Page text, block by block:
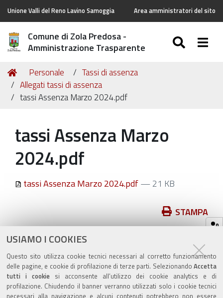
USIAMO I COOKIES
Questo sito utilizza cookie tecnici necessari al corretto funzionamento
delle pagine, e cookie di profilazione di terze parti. Selezionando Accetta
tutti i cookiesi acconsente all’utilizzo dei cookie analytics e di
profilazione. Chiudendo il banner verranno utilizzati solo i cookie tecnici
necessari alla navigazione e alcuni contenuti potrebbero non essere
Unione Valli del Reno Lavino Samoggia Area amministratori del sito
Comune di Zola Predosa -
Amministrazione Trasparente
Tu
sei
qui:
Home
Personale
Tassi di assenza
Allegati tassi di assenza
tassi Assenza Marzo 2024.pdf
tassi Assenza Marzo
2024.pdf
tassi Assenza Marzo 2024.pdf— 21 KB
sul
documento
STAMPA
ultima modifica